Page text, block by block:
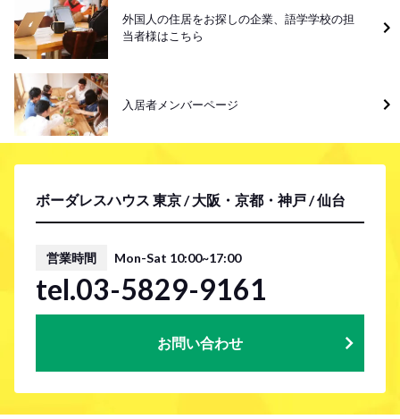
ボーダレスハウス 東京 / 大阪・京都・神戸 / 仙台
営業時間 Mon-Sat 10:00~17:00
tel.03-5829-9161
お問い合わせ
外国人の住居をお探しの企業、語学学校の担
当者様はこちら
入居者メンバーページ